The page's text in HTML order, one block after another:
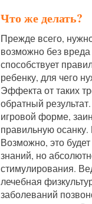
Что же делать?
Прежде всего,
возможно без
способствует
ребенку, для чего
Эффекта от таких
обратный
игровой форме,
правильную
Возможно, это
знаний, но
стимулирования.
лечебная
заболеваний